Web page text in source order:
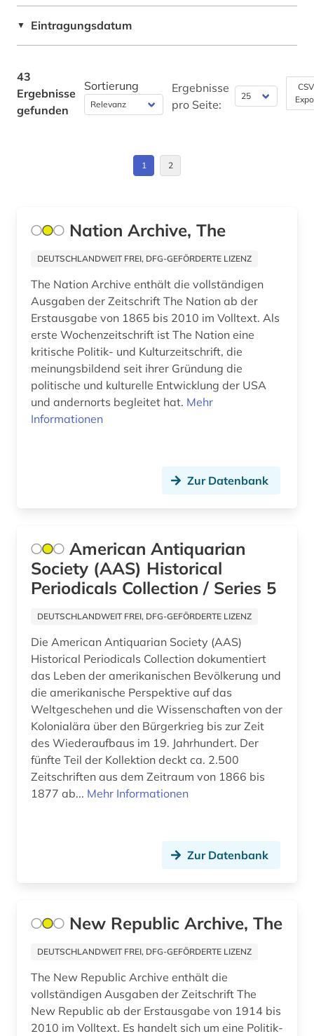
politik (8)
primärquelle (1)
primärquellen (1)
schwarze lyrik (1)
seemann (1)
sklavenhandel (1)
sklaverei (3)
sprachgeografie (1)
sprachvariante (1)
theater (1)
vietnamkrieg (1)
walfang (2)
wochenzeitschrift (2)
wörterbuch (1)
zeitung (3)
zionismus (1)
▼ Eintragungsdatum
43
Ergebnisse
gefunden
Sortierung
Ergebnisse
pro Seite:
1 2
Nation Archive, The
DEUTSCHLANDWEIT FREI, DFG-GEFÖRDERTE LIZENZ
The Nation Archive enthält die vollständigen
Ausgaben der Zeitschrift The Nation ab der
Erstausgabe von 1865 bis 2010 im Volltext. Als
erste Wochenzeitschrift ist The Nation eine
kritische Politik- und Kulturzeitschrift, die
meinungsbildend seit ihrer Gründung die
politische und kulturelle Entwicklung der USA
und andernorts begleitet hat. Mehr
Informationen
Zur Datenbank
American Antiquarian
Society (AAS) Historical
Periodicals Collection / Series 5
DEUTSCHLANDWEIT FREI, DFG-GEFÖRDERTE LIZENZ
Die American Antiquarian Society (AAS)
Historical Periodicals Collection dokumentiert
das Leben der amerikanischen Bevölkerung und
die amerikanische Perspektive auf das
Weltgeschehen und die Wissenschaften von der
Kolonialära über den Bürgerkrieg bis zur Zeit
des Wiederaufbaus im 19. Jahrhundert. Der
fünfte Teil der Kollektion deckt ca. 2.500
Zeitschriften aus dem Zeitraum von 1866 bis
1877 ab... Mehr Informationen
Zur Datenbank
New Republic Archive, The
DEUTSCHLANDWEIT FREI, DFG-GEFÖRDERTE LIZENZ
The New Republic Archive enthält die
vollständigen Ausgaben der Zeitschrift The
New Republic ab der Erstausgabe von 1914 bis
2010 im Volltext. Es handelt sich um eine Politik-